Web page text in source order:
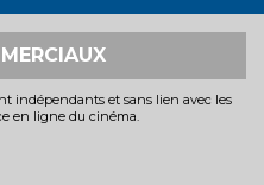
indépendants et sans lien avec les
en ligne du cinéma.